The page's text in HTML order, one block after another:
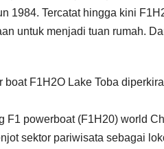
1984. Tercatat hingga kini
untuk menjadi tuan rumah.
boat F1H2O Lake Toba
F1 powerboat (F1H20) world
sektor pariwisata sebagai